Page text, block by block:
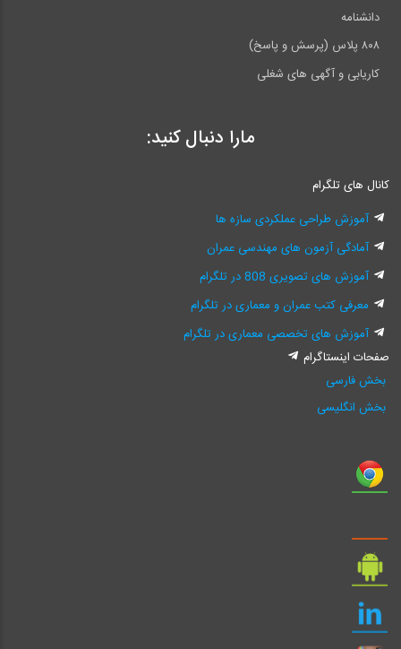
دانشنامه
۸۰۸ پلاس (پرسش و پاسخ)
کاریابی و آگهی های شغلی
مارا دنبال کنید:
کانال های تلگرام
آموزش طراحی عملکردی سازه ها
آمادگی آزمون های مهندسی عمران
آموزش های تصویری 808 در تلگرام
معرفی کتب عمران و معماری در تلگرام
آموزش های تخصصی معماری در تلگرام
صفحات اینستاگرام
بخش فارسی
بخش انگلیسی